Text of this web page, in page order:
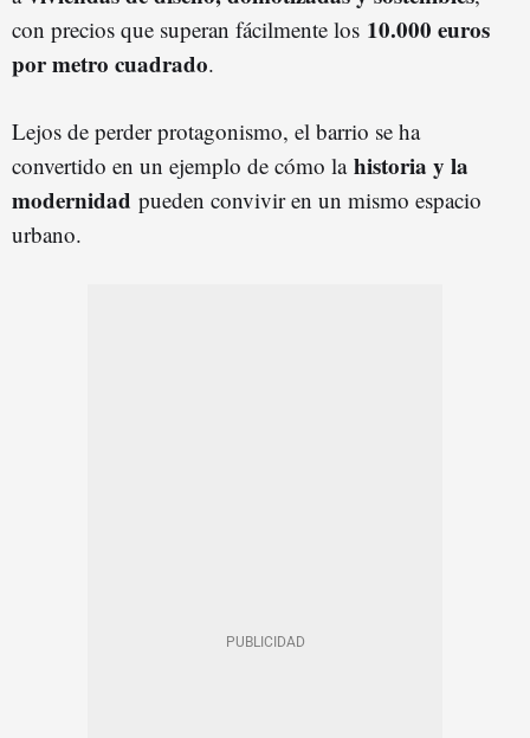
con precios que superan fácilmente los 10.000 euros
por metro cuadrado.
Lejos de perder protagonismo, el barrio se ha
convertido en un ejemplo de cómo la historia y la
modernidad pueden convivir en un mismo espacio
urbano.